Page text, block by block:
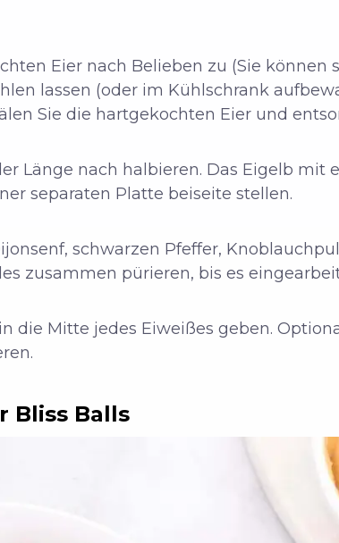
Eier nach Belieben zu (Sie können
lassen (oder im Kühlschrank
Sie die hartgekochten Eier und
Länge nach halbieren. Das Eigelb mit
separaten Platte beiseite stellen.
schwarzen Pfeffer,
zusammen pürieren, bis es
die Mitte jedes Eiweißes geben.
Bliss Balls